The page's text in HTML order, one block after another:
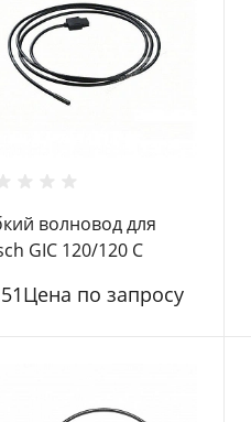
волновод для
GIC 120/120 C
по запросу